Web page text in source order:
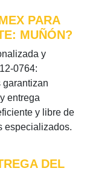
PARA
MUÑÓN?
y
0764:
garantizan
entrega
y libre de
especializados.
DEL